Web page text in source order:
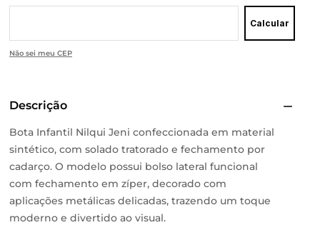
Calcular
Não sei meu CEP
Descrição
Bota Infantil Nilqui Jeni confeccionada em material
sintético, com solado tratorado e fechamento por
cadarço. O modelo possui bolso lateral funcional
com fechamento em zíper, decorado com
aplicações metálicas delicadas, trazendo um toque
moderno e divertido ao visual.